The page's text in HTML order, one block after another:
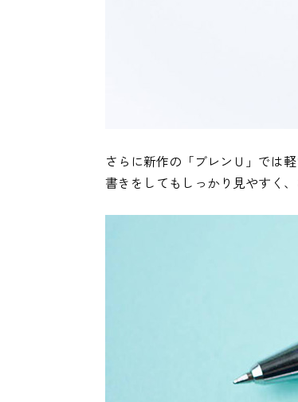
さらに新作の「ブレンＵ」では
書きをしてもしっかり見やすく